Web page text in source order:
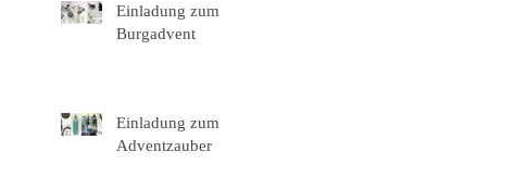
Einladung zum
Burgadvent
Einladung zum
Adventzauber